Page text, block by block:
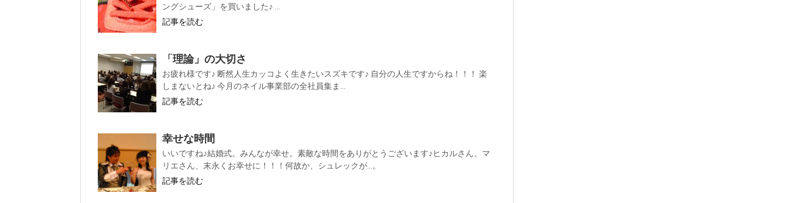
ングシューズ」を買いました♪ ...
記事を読む
「理論」の大切さ
お疲れ様です♪ 断然人生カッコよく生きたいスズキです♪ 自分の人生ですからね！！！ 楽
しまないとね♪ 今月のネイル事業部の全社員集ま...
記事を読む
幸せな時間
いいですね♪結婚式。みんなが幸せ。素敵な時間をありがとうございます♪ヒカルさん、マ
リエさん、末永くお幸せに！！！何故か、シュレックが…。
記事を読む